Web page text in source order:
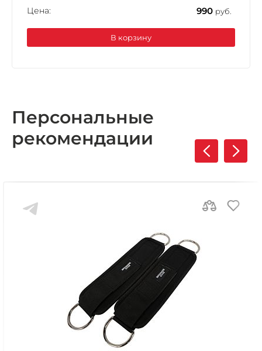
Цена: 990 руб.
В корзину
Персональные
рекомендации